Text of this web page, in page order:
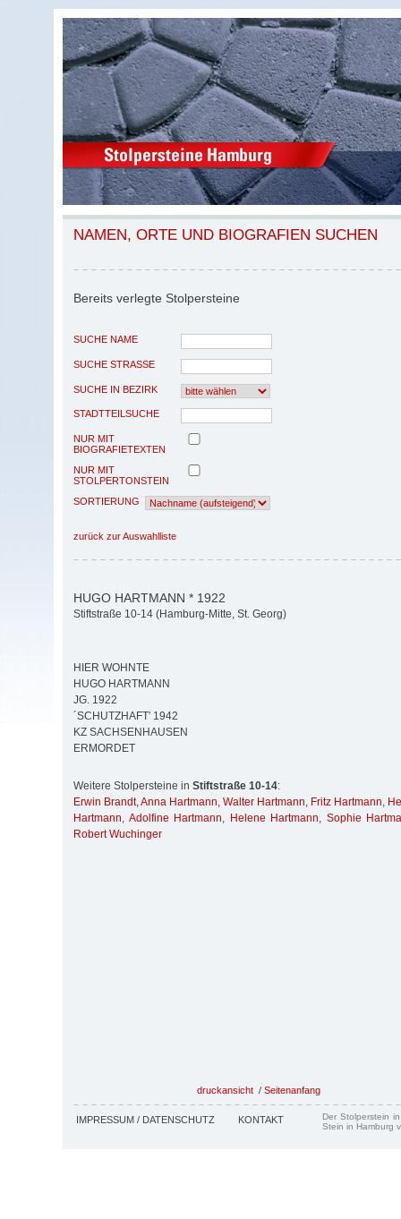
NAMEN, ORTE UND BIOGRAFIEN SUCHEN
Bereits verlegte Stolpersteine
SUCHE NAME
SUCHE STRASSE
SUCHE IN BEZIRK
STADTTEILSUCHE
NUR MIT
BIOGRAFIETEXTEN
NUR MIT
STOLPERTONSTEIN
SORTIERUNG
zurück zur Auswahlliste
HUGO HARTMANN * 1922
Stiftstraße 10-14 (Hamburg-Mitte, St. Georg)
HIER WOHNTE
HUGO HARTMANN
JG. 1922
´SCHUTZHAFT′ 1942
KZ SACHSENHAUSEN
ERMORDET
Weitere Stolpersteine in Stiftstraße 10-14:
Erwin Brandt,Anna Hartmann, Walter Hartmann, Fritz Hartmann,
Hartmann, Adolfine Hartmann, Helene Hartmann, Sophie
Robert Wuchinger
druckansicht / Seitenanfang
IMPRESSUM / DATENSCHUTZ KONTAKT
Der Stolperstein
Stein in Hamburg